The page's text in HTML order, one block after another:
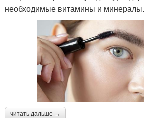
необходимые витамины и минералы.
читать дальше →